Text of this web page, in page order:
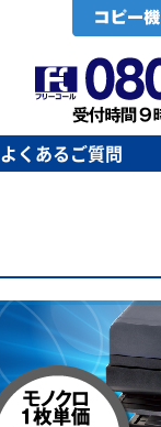
よくあるご質問